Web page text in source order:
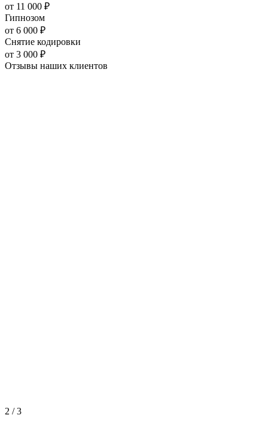
от 11 000 ₽
Гипнозом
от 6 000 ₽
Снятие кодировки
от 3 000 ₽
Отзывы наших клиентов
2 /3